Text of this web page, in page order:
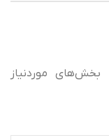
بخش‌های موردنیاز